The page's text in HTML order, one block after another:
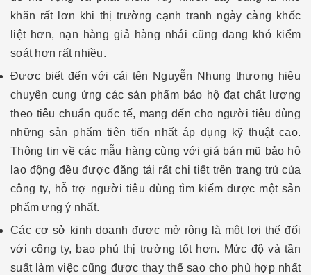
khăn rất lơn khi thị trường cạnh tranh ngày càng khốc
liệt hơn, nạn hàng giả hàng nhái cũng đang khó kiểm
soát hơn rất nhiều.
Được biết đến với cái tên Nguyễn Nhung thương hiệu
chuyên cung ứng các sản phẩm bảo hộ đạt chất lượng
theo tiêu chuẩn quốc tế, mang đến cho người tiêu dùng
những sản phẩm tiên tiến nhất áp dụng kỹ thuật cao.
Thông tin về các mẫu hàng cùng với giá bán mũ bảo hộ
lao động đều được đăng tải rất chi tiết trên trang trủ của
công ty, hỗ trợ người tiêu dùng tìm kiếm được một sản
phẩm ưng ý nhất.
Các cơ sở kinh doanh được mở rộng là một lợi thế đối
với công ty, bao phủ thị trường tốt hơn. Mức độ và tần
suất làm việc cũng được thay thế sao cho phù hợp nhất